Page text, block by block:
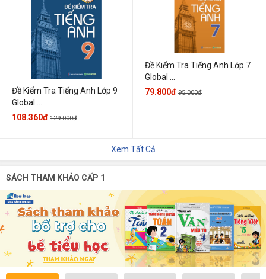
Đề Kiểm Tra Tiếng Anh Lớp 9
Global ...
108.360đ 129.000đ
Đề Kiểm Tra Tiếng Anh Lớp 7
Global ...
79.800đ 95.000đ
Xem Tất Cả
SÁCH THAM KHẢO CẤP 1